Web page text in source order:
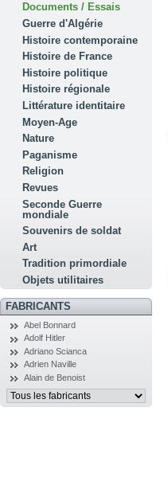
Documents / Essais
Guerre d'Algérie
Histoire contemporaine
Histoire de France
Histoire politique
Histoire régionale
Littérature identitaire
Moyen-Age
Nature
Paganisme
Religion
Revues
Seconde Guerre
mondiale
Souvenirs de soldat
Art
Tradition primordiale
Objets utilitaires
FABRICANTS
Abel Bonnard
Adolf Hitler
Adriano Scianca
Adrien Naville
Alain de Benoist